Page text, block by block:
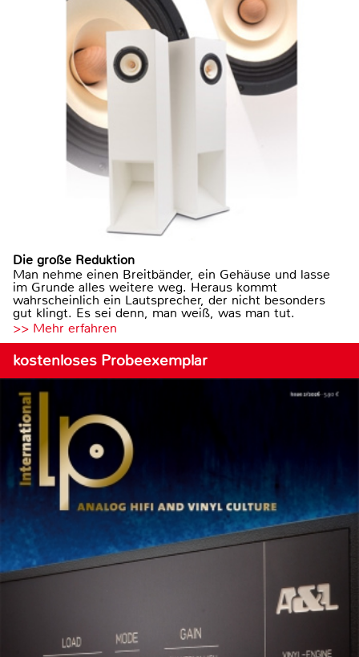
Die große Reduktion
Man nehme einen Breitbänder, ein Gehäuse und lasse
im Grunde alles weitere weg. Heraus kommt
wahrscheinlich ein Lautsprecher, der nicht besonders
gut klingt. Es sei denn, man weiß, was man tut.
>> Mehr erfahren
kostenloses Probeexemplar